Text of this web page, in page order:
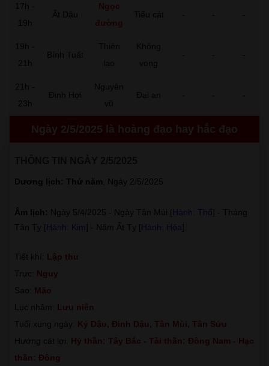
17h -
19h
Ất Dậu
Ngọc
đường
Tiểu cát - - -
19h -
21h
Bính Tuất
Thiên
lao
Không
vong
- - -
21h -
23h
Đinh Hợi
Nguyên
vũ
Đại an - - -
Ngày 2/5/2025 là hoàng đạo hay hắc đạo
Dương lịch: Thứ năm , Ngày 2/5/2025
Âm lịch: Ngày 5/4/2025 - Ngày Tân Mùi [ Hành: Thổ ] - Tháng
Tân Tỵ [ Hành: Kim ] - Năm Ất Tỵ [ Hành: Hỏa
Tiết khí: Lập thu
Trực: Nguy
Sao: Mão
Lục nhâm: Lưu niên
Tuổi xung ngày: Kỷ Dậu, Đinh Dậu, Tân Mùi, Tân Sửu
Hướng cát lợi: Hỷ thần: Tây Bắc - Tài thần: Đông Nam - Hạc
thần: Đông